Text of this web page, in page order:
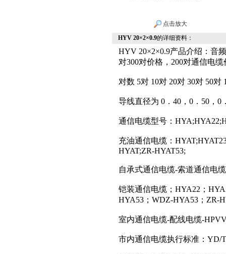
点击放大
HYV 20×2×0.9的详细资料：
HYV 20×2×0.9产品介绍：音
对300对价格，200对通信电
对数 5对 10对 20对 30对 50对
导线直径为 0．40，0．50，0
通信电缆型号：
充油通信电缆：
HYAT;ZR-HYAT53;
自承式通信电缆-索道通信电
铠装通信电缆；HYA22；
HYA53；WDZ-HYA53；ZR-
室内通信电缆-配线电缆-
市内通信电缆执行标准：YD/